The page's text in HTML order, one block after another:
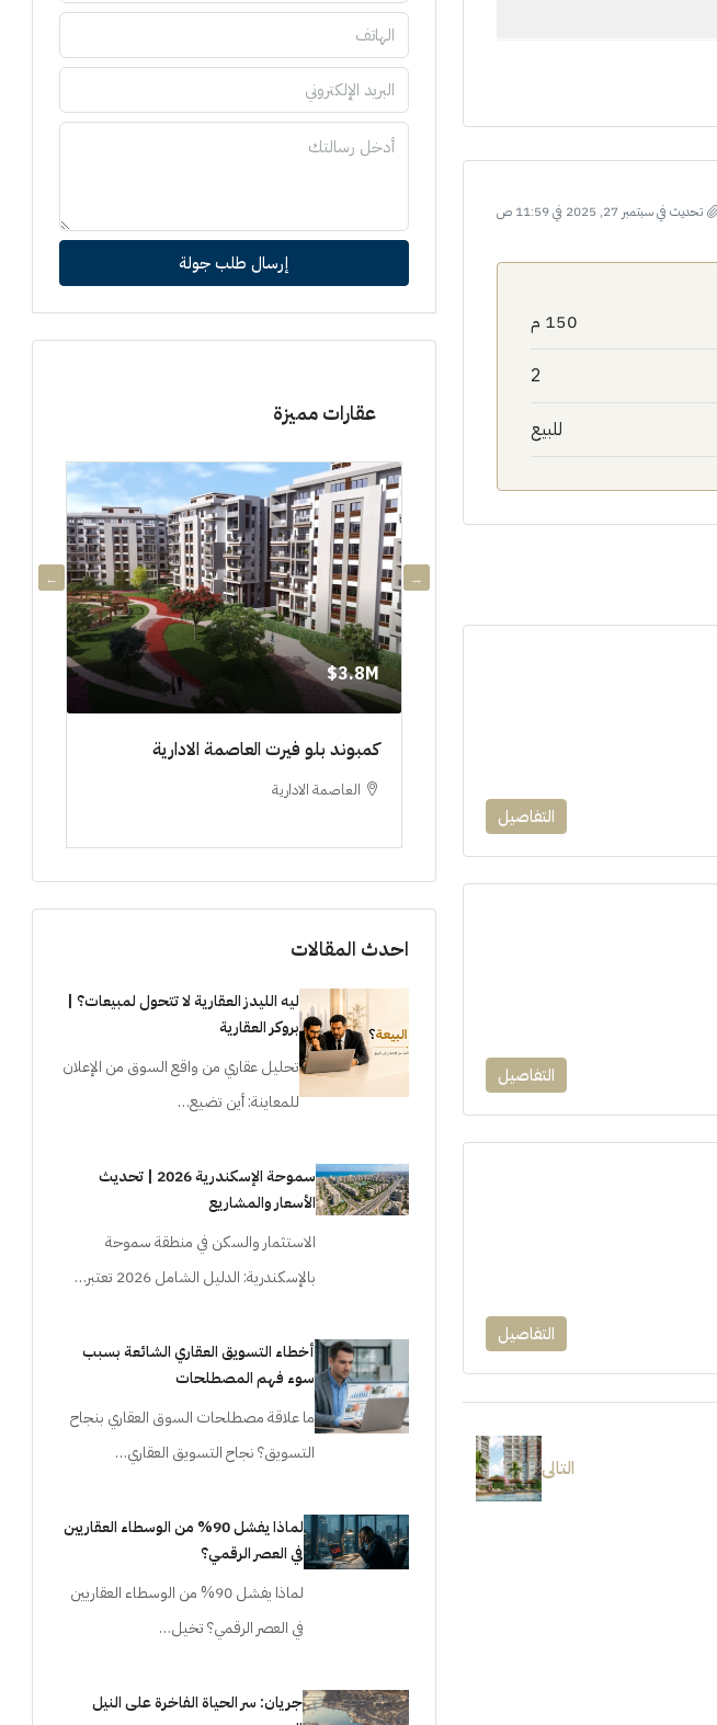
تحديث في سبتمبر 27, 2025 في 11:59 ص
150 م
2
للبيع
التفاصيل
التفاصيل
التفاصيل
التالى
إرسال طلب جولة
عقارات مميزة
شقق للبيع, كمبوند
3.8M$
كمبوند بلو فيرت العاصمة الادارية
العاصمة الادارية
احدث المقالات
ليه الليدز العقارية لا تتحول لمبيعات؟ |
بروكر العقارية
تحليل عقاري من واقع السوق من الإعلان
للمعاينة: أين تضيع…
سموحة الإسكندرية 2026 | تحديث
الأسعار والمشاريع
الاستثمار والسكن في منطقة سموحة
بالإسكندرية: الدليل الشامل 2026 تعتبر…
أخطاء التسويق العقاري الشائعة بسبب
سوء فهم المصطلحات
ما علاقة مصطلحات السوق العقاري بنجاح
التسويق؟ نجاح التسويق العقاري…
لماذا يفشل 90% من الوسطاء العقاريين
في العصر الرقمي؟
لماذا يفشل 90% من الوسطاء العقاريين
في العصر الرقمي؟ تخيل…
جريان: سر الحياة الفاخرة على النيل